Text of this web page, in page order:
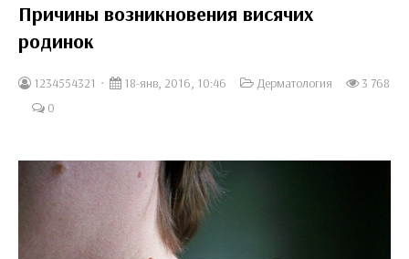
Причины возникновения висячих
родинок
1234554321 18-янв, 2016, 10:46 Дерматология
3 768
0